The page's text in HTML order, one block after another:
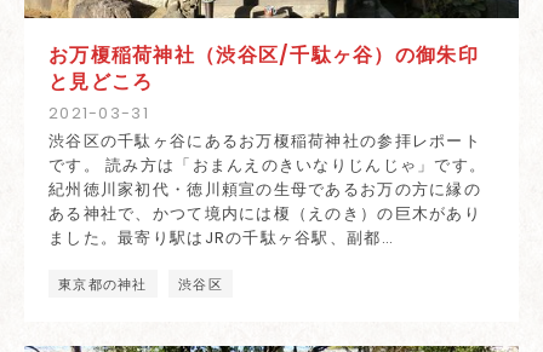
2021-03-31
お万榎稲荷神社（渋谷区/千駄ヶ谷）の御朱印
と見どころ
東京都の神社 渋谷区
渋谷区の千駄ヶ谷にあるお万榎稲荷神社の参拝レポート
です。 読み方は「おまんえのきいなりじんじゃ」です。
紀州徳川家初代・徳川頼宣の生母であるお万の方に縁の
ある神社で、かつて境内には榎（えのき）の巨木があり
ました。最寄り駅はJRの千駄ヶ谷駅、副都…